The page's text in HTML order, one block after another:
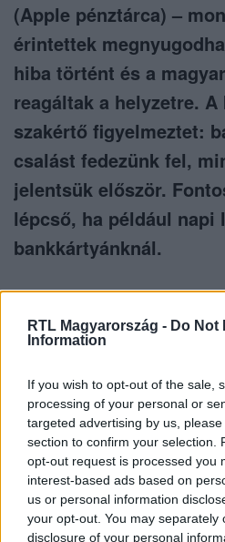
RTL Magyarország - Do Not
Information
If you wish to opt-out of the sale,
processing of your personal or
targeted advertising by us,
section to confirm your selection.
opt-out request is processed you
interest-based ads based on
us or personal information
your opt-out. You may separately
disclosure of your personal
(Apple pénztárca) –
érintettek
hiba történt és a
reagáltak a helyzetre.
szakértő figyelmeztet:
csalást fedezünk fel,
jelentsük először.
lépcső, ha például napi
bankkártyánknál.
Itt állítsd be, hogy az
legyen a Google-